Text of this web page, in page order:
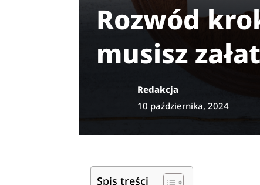
Rozwód
musisz
Redakcja
10 października, 2024
Spis treści